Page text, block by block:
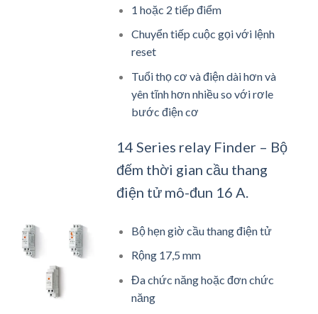
1 hoặc 2 tiếp điểm
Chuyển tiếp cuộc gọi với lệnh
reset
Tuổi thọ cơ và điện dài hơn và
yên tĩnh hơn nhiều so với rơle
bước điện cơ
14 Series relay Finder – Bộ
đếm thời gian cầu thang
điện tử mô-đun 16 A.
Bộ hẹn giờ cầu thang điện tử
Rộng 17,5 mm
Đa chức năng hoặc đơn chức
năng